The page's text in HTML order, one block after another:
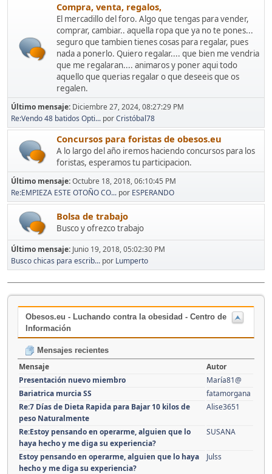
Compra, venta, regalos,
El mercadillo del foro. Algo que tengas para vender,
comprar, cambiar.. aquella ropa que ya no te pones...
seguro que tambien tienes cosas para regalar, pues
nada a ponerlo. Quiero regalar.... que bien me vendria
que me regalaran.... animaros y poner aqui todo
aquello que querias regalar o que deseeis que os
regalen.
Último mensaje: Diciembre 27, 2024, 08:27:29 PM
Re:Vendo 48 batidos Opti... porCristóbal78
Concursos para foristas de obesos.eu
A lo largo del año iremos haciendo concursos para los
foristas, esperamos tu participacion.
Último mensaje:Octubre 18, 2018, 06:10:45 PM
Re:EMPIEZA ESTE OTOÑO CO... por ESPERANDO
Bolsa de trabajo
Busco y ofrezco trabajo
Último mensaje: Junio 19, 2018, 05:02:30 PM
Busco chicas para escrib... por Lumperto
Obesos.eu - Luchando contra la obesidad - Centro de
Información
Mensajes recientes
Mensaje
Autor
Presentación nuevo miembro
María81@
Bariatrica murcia SS
fatamorgana
Re:7 Días de Dieta Rapida para Bajar 10 kilos de
peso Naturalmente
Alise3651
Re:Estoy pensando en operarme, alguien que lo
haya hecho y me diga su experiencia?
SUSANA
Estoy pensando en operarme, alguien que lo haya
hecho y me diga su experiencia?
Julss